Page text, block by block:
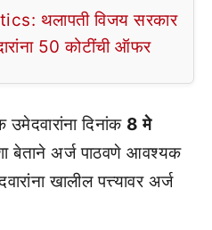
थलापती विजय सरकार
50 कोटींची ऑफर
दिनांक 8 मे
बेताने अर्ज पाठवणे आवश्यक
खालील पत्त्यावर अर्ज